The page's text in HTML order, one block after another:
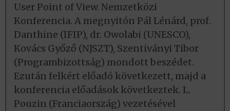
User Point of View. Nemzetközi
Konferencia. A megnyitón Pál Lénárd, prof.
Danthine (IFIP), dr. Owolabi (UNESCO),
Kovács Győző (NJSZT), Szentiványi Tibor
(Programbizottság) mondott beszédet.
Ezután felkért előadó következett, majd a
konferencia előadások következtek. L.
Pouzin (Franciaország) vezetésével